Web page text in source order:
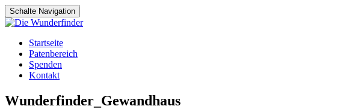
Schalte Navigation
Zum
Inhalt
springen
Startseite
Patenbereich
Spenden
Kontakt
Wunderfinder_Gewandhaus